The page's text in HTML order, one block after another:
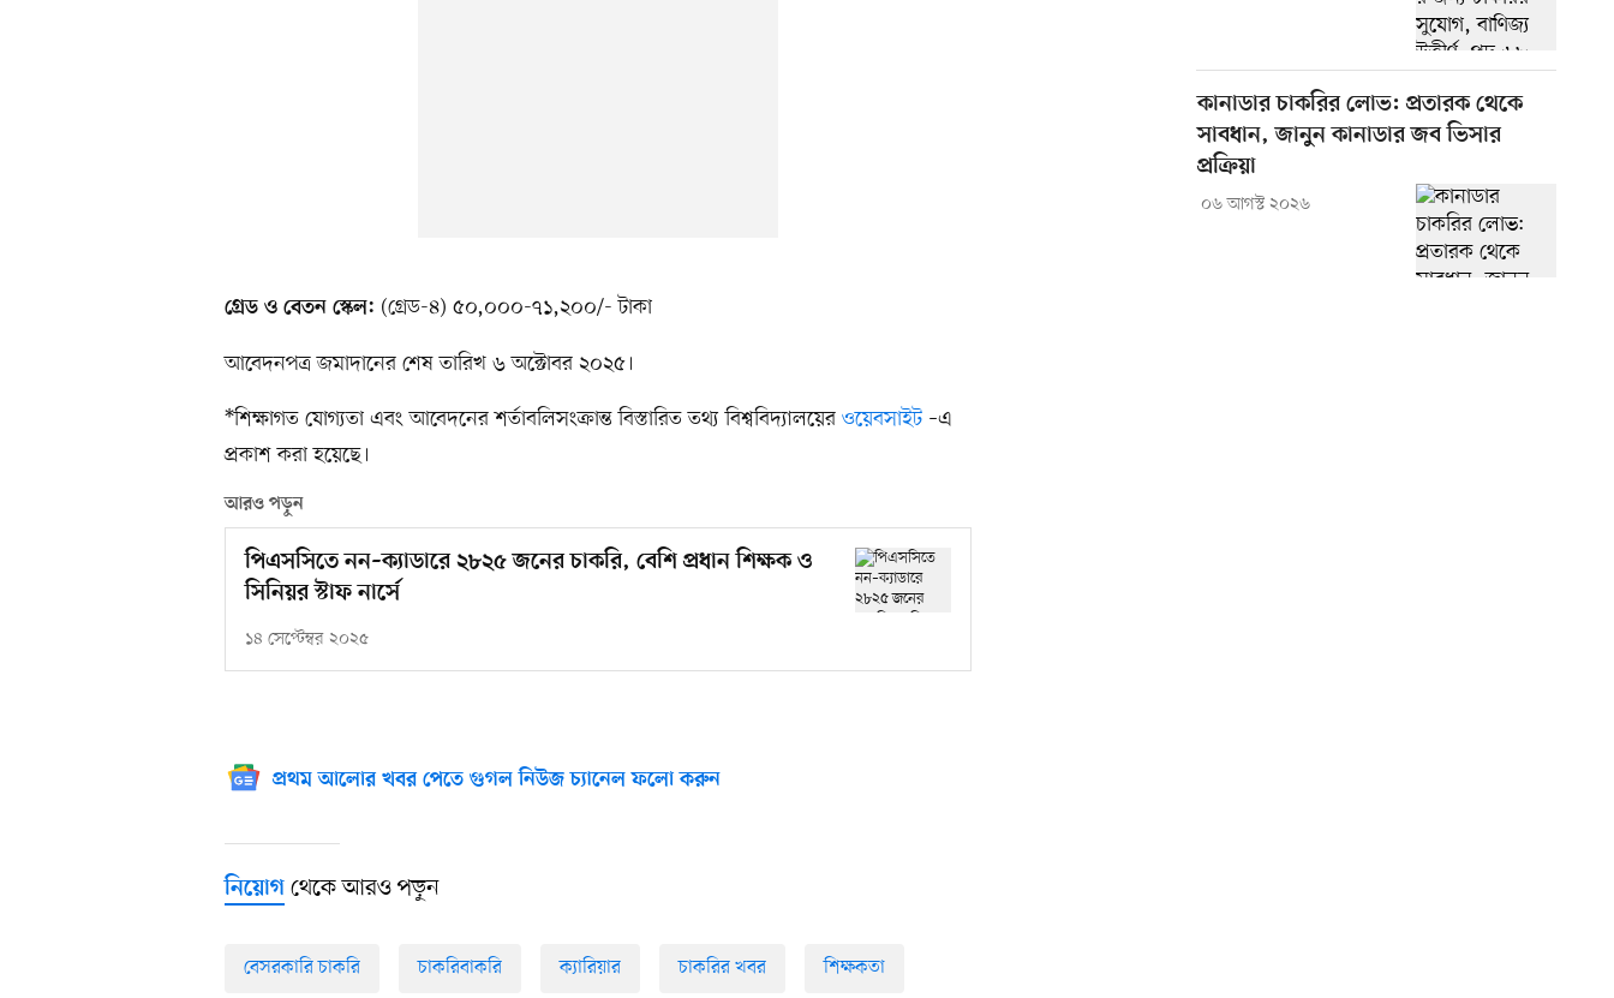
গ্রেড ও বেতন স্কেল: (গ্রেড-৪) ৫০,০০০-৭১,২০০/- টাকা
আবেদনপত্র জমাদানের শেষ তারিখ ৬ অক্টোবর ২০২৫।
*শিক্ষাগত যোগ্যতা এবং আবেদনের শর্তাবলিসংক্রান্ত বিস্তারিত তথ্য বিশ্ববিদ্যালয়ের ওয়েবসাইট –এ
প্রকাশ করা হয়েছে।
আরও পড়ুন
পিএসসিতে নন–ক্যাডারে ২৮২৫ জনের চাকরি, বেশি প্রধান শিক্ষক ও
সিনিয়র স্টাফ নার্সে
১৪ সেপ্টেম্বর ২০২৫
প্রথম আলোর খবর পেতে গুগল নিউজ চ্যানেল ফলো করুন
নিয়োগ থেকে আরও পড়ুন
বেসরকারি চাকরি চাকরিবাকরি ক্যারিয়ার চাকরির খবর শিক্ষকতা
কানাডার চাকরির লোভ: প্রতারক থেকে
সাবধান, জানুন কানাডার জব ভিসার
প্রক্রিয়া
০৬ আগস্ট ২০২৬